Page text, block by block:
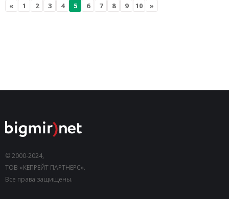
« 1 2 3 4 5 6 7 8 9 10 »
© 2000-2024,
ТОВ «КЕПРЕЙТ ПАРТНЕРС».
Все права защищены.